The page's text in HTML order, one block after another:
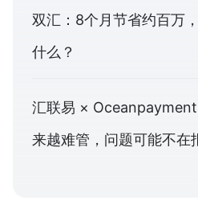
双汇：8个月节省约百万
什么？
汇联易 ×
来越难管，问题可能不在